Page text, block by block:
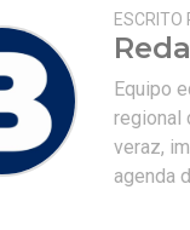
ESCRITO
Equipo
regional
veraz,
agenda